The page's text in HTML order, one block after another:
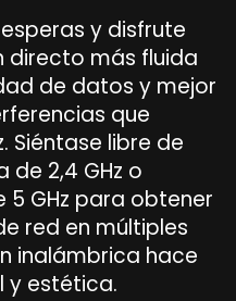
y disfrute
directo más fluida
de datos y mejor
que
Siéntase libre de
2,4 GHz o
GHz para obtener
red en múltiples
inalámbrica hace
y estética.